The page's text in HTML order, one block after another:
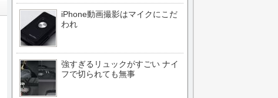
iPhone動画撮影はマイクにこだ
われ
強すぎるリュックがすごい ナイ
フで切られても無事